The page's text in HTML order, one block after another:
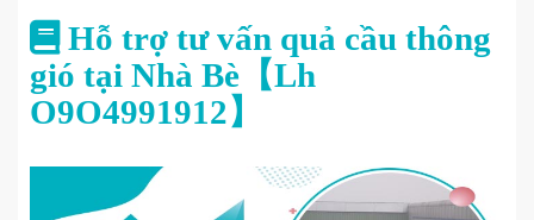
Hỗ trợ tư vấn quả cầu thông
gió tại Nhà Bè【Lh
O9O4991912】